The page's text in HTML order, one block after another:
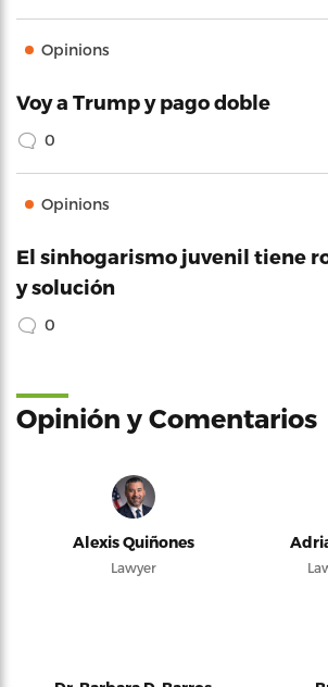
Opinions
Voy a Trump y pago doble
0
Opinions
El sinhogarismo juvenil tiene
y solución
0
Opinión y Comentarios
Alexis Quiñones
Lawyer